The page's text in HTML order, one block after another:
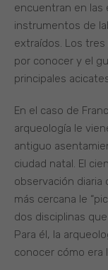
encuentran en las
instrumentos de
extraídos. Los
por conocer y el
principales
En el caso de
arqueología le
antiguo
ciudad natal. El
observación diaria
más cercana le
dos disciplinas
Para él, la
conocer cómo era